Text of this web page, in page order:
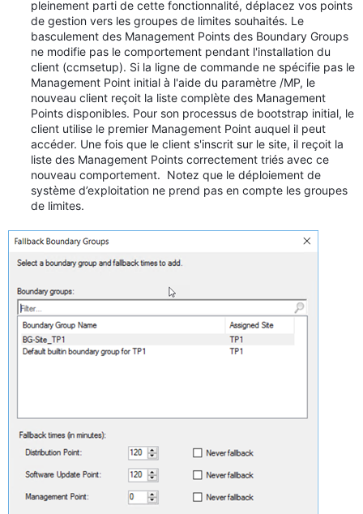
pleinement parti de cette fonctionnalité, déplacez vos points
de gestion vers les groupes de limites souhaités. Le
basculement des Management Points des Boundary Groups
ne modifie pas le comportement pendant l'installation du
client (ccmsetup). Si la ligne de commande ne spécifie pas le
Management Point initial à l'aide du paramètre /MP, le
nouveau client reçoit la liste complète des Management
Points disponibles. Pour son processus de bootstrap initial, le
client utilise le premier Management Point auquel il peut
accéder. Une fois que le client s'inscrit sur le site, il reçoit la
liste des Management Points correctement triés avec ce
nouveau comportement. Notez que le déploiement de
système d’exploitation ne prend pas en compte les groupes
de limites.